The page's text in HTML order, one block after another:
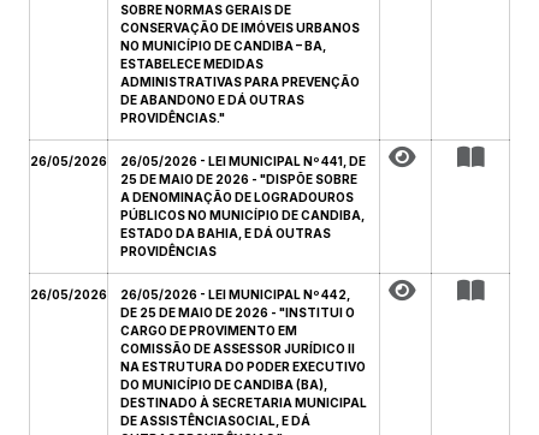
SOBRE NORMAS GERAIS DE
CONSERVAÇÃO DE IMÓVEIS URBANOS
NO MUNICÍPIO DE CANDIBA – BA,
ESTABELECE MEDIDAS
ADMINISTRATIVAS PARA PREVENÇÃO
DE ABANDONO E DÁ OUTRAS
PROVIDÊNCIAS."
26/05/2026
26/05/2026 - LEI MUNICIPAL Nº 441, DE
25 DE MAIO DE 2026 - "DISPÕE SOBRE
A DENOMINAÇÃO DE LOGRADOUROS
PÚBLICOS NO MUNICÍPIO DE CANDIBA,
ESTADO DA BAHIA, E DÁ OUTRAS
PROVIDÊNCIAS
26/05/2026
26/05/2026 - LEI MUNICIPAL Nº 442,
DE 25 DE MAIO DE 2026 - "INSTITUI O
CARGO DE PROVIMENTO EM
COMISSÃO DE ASSESSOR JURÍDICO II
NA ESTRUTURA DO PODER EXECUTIVO
DO MUNICÍPIO DE CANDIBA (BA),
DESTINADO À SECRETARIA MUNICIPAL
DE ASSISTÊNCIASOCIAL, E DÁ